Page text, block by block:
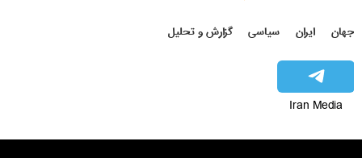
جهان ایران سیاسی گزارش و تحلیل
Iran Media